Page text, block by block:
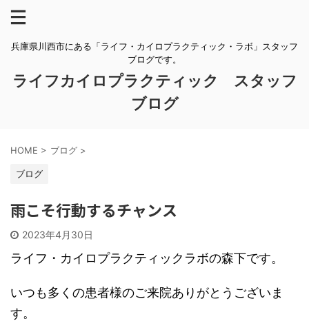
兵庫県川西市にある「ライフ・カイロプラクティック・ラボ」スタッフ
ブログです。
ライフカイロプラクティック スタッフ
ブログ
HOME > ブログ >
ブログ
雨こそ行動するチャンス
2023年4月30日
ライフ・カイロプラクティックラボの森下です。
いつも多くの患者様のご来院ありがとうございま
す。